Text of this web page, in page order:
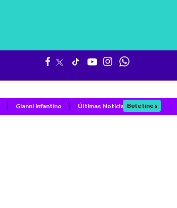
Gianni Infantino Últimas NoticiasBoletines